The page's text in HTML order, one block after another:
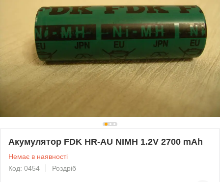
Акумулятор FDK HR-AU NIMH 1.2V 2700 mAh
Немає в наявності
Код: 0454
Роздріб